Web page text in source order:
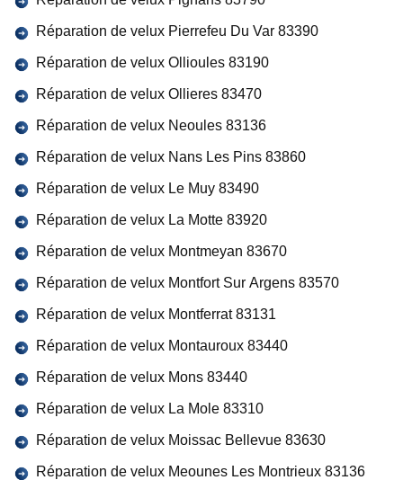
Réparation de velux Pierrefeu Du Var 83390
Réparation de velux Ollioules 83190
Réparation de velux Ollieres 83470
Réparation de velux Neoules 83136
Réparation de velux Nans Les Pins 83860
Réparation de velux Le Muy 83490
Réparation de velux La Motte 83920
Réparation de velux Montmeyan 83670
Réparation de velux Montfort Sur Argens 83570
Réparation de velux Montferrat 83131
Réparation de velux Montauroux 83440
Réparation de velux Mons 83440
Réparation de velux La Mole 83310
Réparation de velux Moissac Bellevue 83630
Réparation de velux Meounes Les Montrieux 83136